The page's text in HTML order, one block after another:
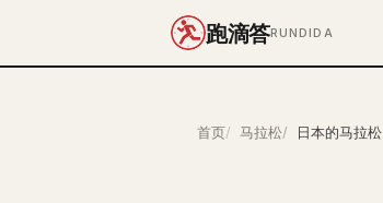
跑滴答RUNDIDA
首页 马拉松 日本的马拉松